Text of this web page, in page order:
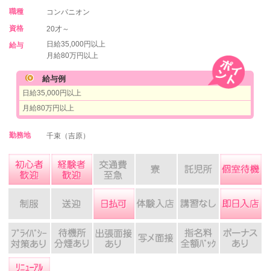
職種
コンパニオン
資格
20才～
給与
日給35,000円以上
月給80万円以上
給与例
日給35,000円以上
月給80万円以上
勤務地 千束（吉原）